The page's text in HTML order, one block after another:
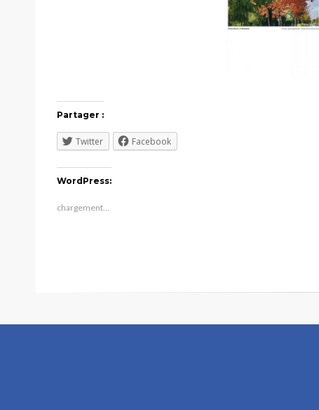
Partager :
Twitter Facebook
WordPress:
chargement…